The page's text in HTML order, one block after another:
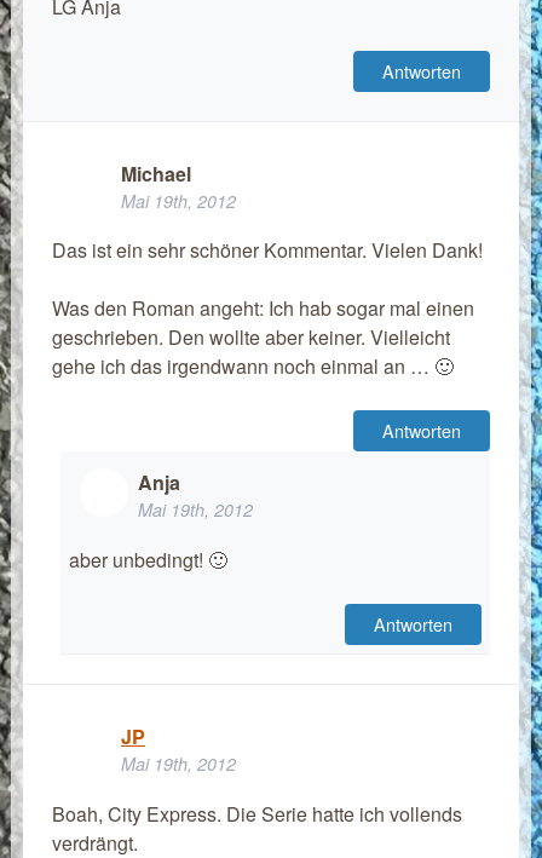
LG Anja
Antworten
Michael
Mai 19th, 2012
Das ist ein sehr schöner Kommentar. Vielen Dank!
Was den Roman angeht: Ich hab sogar mal einen
geschrieben. Den wollte aber keiner. Vielleicht
gehe ich das irgendwann noch einmal an … 🙂
Antworten
Anja
Mai 19th, 2012
aber unbedingt! 🙂
Antworten
JP
Mai 19th, 2012
Boah, City Express. Die Serie hatte ich vollends
verdrängt.